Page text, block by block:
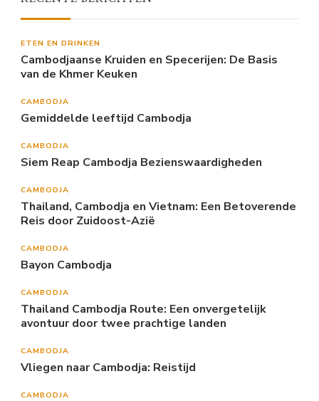
ETEN EN DRINKEN
Cambodjaanse Kruiden en Specerijen: De Basis
van de Khmer Keuken
CAMBODJA
Gemiddelde leeftijd Cambodja
CAMBODJA
Siem Reap Cambodja Bezienswaardigheden
CAMBODJA
Thailand, Cambodja en Vietnam: Een Betoverende
Reis door Zuidoost-Azië
CAMBODJA
Bayon Cambodja
CAMBODJA
Thailand Cambodja Route: Een onvergetelijk
avontuur door twee prachtige landen
CAMBODJA
Vliegen naar Cambodja: Reistijd
CAMBODJA